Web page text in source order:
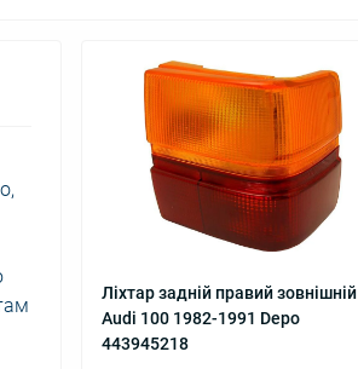
Ліхтар задній правий зовнішній
Audi 100 1982-1991 Depo
443945218